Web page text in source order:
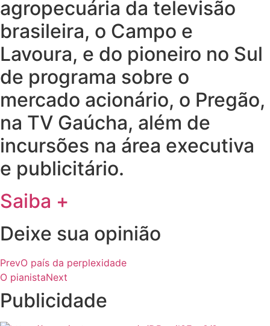
agropecuária da televisão
brasileira, o Campo e
Lavoura, e do pioneiro no Sul
de programa sobre o
mercado acionário, o Pregão,
na TV Gaúcha, além de
incursões na área executiva
e publicitário.
Saiba +
Deixe sua opinião
PrevO país da perplexidade
O pianistaNext
Publicidade